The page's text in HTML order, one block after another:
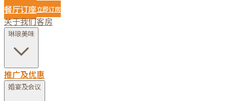
餐厅订座立即订房
关于我们客房
琳琅美味
推广及优惠
婚宴及会议